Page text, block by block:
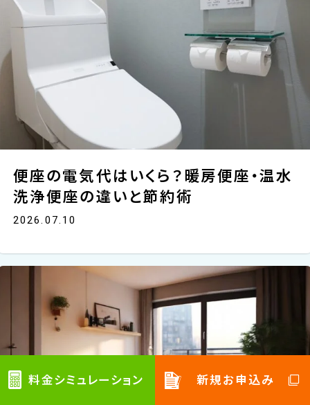
料金シミュレーション 新規お申込み
便座の電気代はいくら？暖房便座・温水
洗浄便座の違いと節約術
2026.07.10